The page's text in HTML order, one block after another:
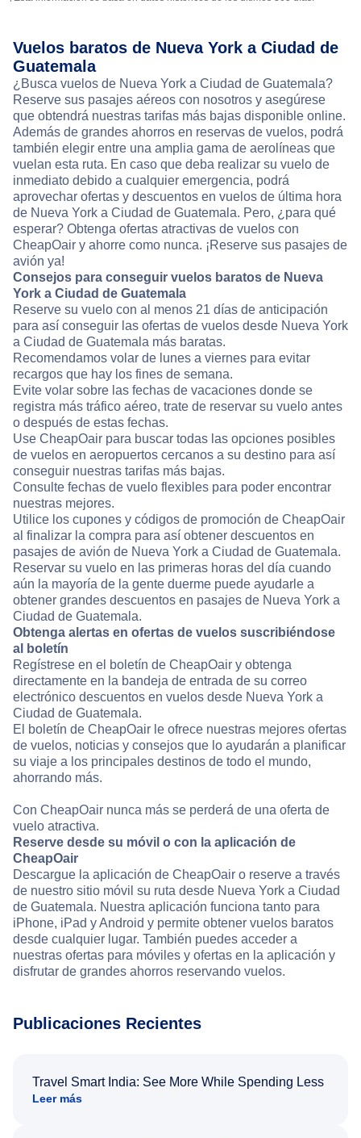
Vuelos baratos de Nueva York a Ciudad de
Guatemala
¿Busca vuelos de Nueva York a Ciudad de Guatemala?
Reserve sus pasajes aéreos con nosotros y asegúrese
que obtendrá nuestras tarifas más bajas disponible online.
Además de grandes ahorros en reservas de vuelos, podrá
también elegir entre una amplia gama de aerolíneas que
vuelan esta ruta. En caso que deba realizar su vuelo de
inmediato debido a cualquier emergencia, podrá
aprovechar ofertas y descuentos en vuelos de última hora
de Nueva York a Ciudad de Guatemala. Pero, ¿para qué
esperar? Obtenga ofertas atractivas de vuelos con
CheapOair y ahorre como nunca. ¡Reserve sus pasajes de
avión ya!
Consejos para conseguir vuelos baratos de Nueva
York a Ciudad de Guatemala
Reserve su vuelo con al menos 21 días de anticipación
para así conseguir las ofertas de vuelos desde Nueva York
a Ciudad de Guatemala más baratas.
Recomendamos volar de lunes a viernes para evitar
recargos que hay los fines de semana.
Evite volar sobre las fechas de vacaciones donde se
registra más tráfico aéreo, trate de reservar su vuelo antes
o después de estas fechas.
Use CheapOair para buscar todas las opciones posibles
de vuelos en aeropuertos cercanos a su destino para así
conseguir nuestras tarifas más bajas.
Consulte fechas de vuelo flexibles para poder encontrar
nuestras mejores.
Utilice los cupones y códigos de promoción de CheapOair
al finalizar la compra para así obtener descuentos en
pasajes de avión de Nueva York a Ciudad de Guatemala.
Reservar su vuelo en las primeras horas del día cuando
aún la mayoría de la gente duerme puede ayudarle a
obtener grandes descuentos en pasajes de Nueva York a
Ciudad de Guatemala.
Obtenga alertas en ofertas de vuelos suscribiéndose
al boletín
Regístrese en el boletín de CheapOair y obtenga
directamente en la bandeja de entrada de su correo
electrónico descuentos en vuelos desde Nueva York a
Ciudad de Guatemala.
El boletín de CheapOair le ofrece nuestras mejores ofertas
de vuelos, noticias y consejos que lo ayudarán a planificar
su viaje a los principales destinos de todo el mundo,
ahorrando más.
Con CheapOair nunca más se perderá de una oferta de
vuelo atractiva.
Reserve desde su móvil o con la aplicación de
CheapOair
Descargue la aplicación de CheapOair o reserve a través
de nuestro sitio móvil su ruta desde Nueva York a Ciudad
de Guatemala. Nuestra aplicación funciona tanto para
iPhone, iPad y Android y permite obtener vuelos baratos
desde cualquier lugar. También puedes acceder a
nuestras ofertas para móviles y ofertas en la aplicación y
disfrutar de grandes ahorros reservando vuelos.
Publicaciones Recientes
Travel Smart India: See More While Spending Less
Leer más